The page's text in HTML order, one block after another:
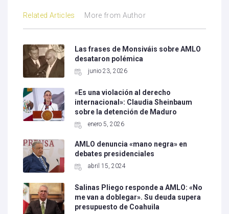
Related Articles More from Author
Las frases de Monsiváis sobre AMLO
desataron polémica
junio 23, 2026
«Es una violación al derecho
internacional»: Claudia Sheinbaum
sobre la detención de Maduro
enero 5, 2026
AMLO denuncia «mano negra» en
debates presidenciales
abril 15, 2024
Salinas Pliego responde a AMLO: «No
me van a doblegar». Su deuda supera
presupuesto de Coahuila